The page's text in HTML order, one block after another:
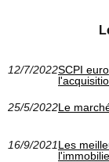
12/7/2022SCPI
25/5/2022Le
16/9/2021Les